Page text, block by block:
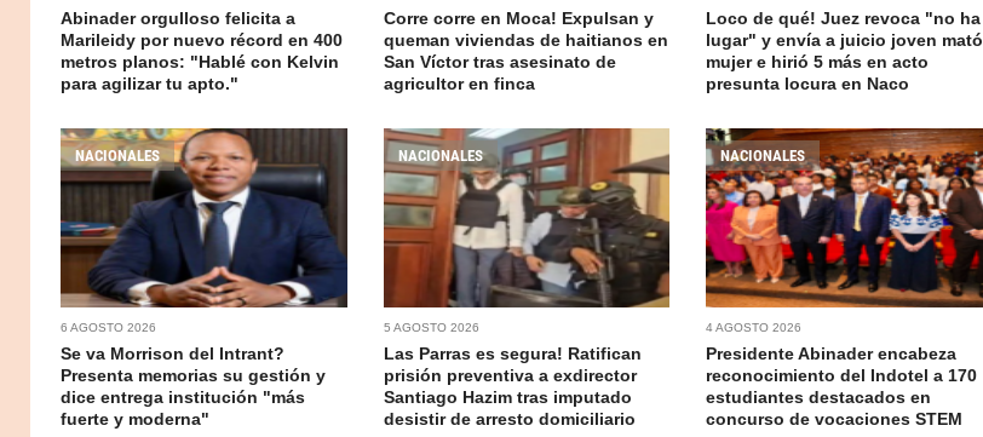
Abinader orgulloso felicita a
Marileidy por nuevo récord en 400
metros planos: "Hablé con Kelvin
para agilizar tu apto."
Corre corre en Moca! Expulsan y
queman viviendas de haitianos en
San Víctor tras asesinato de
agricultor en finca
Loco de qué! Juez revoca "no ha
lugar" y envía a juicio joven mató
mujer e hirió 5 más en acto
presunta locura en Naco
NACIONALES
6 AGOSTO 2026
Se va Morrison del Intrant?
Presenta memorias su gestión y
dice entrega institución "más
fuerte y moderna"
NACIONALES
5 AGOSTO 2026
Las Parras es segura! Ratifican
prisión preventiva a exdirector
Santiago Hazim tras imputado
desistir de arresto domiciliario
NACIONALES
4 AGOSTO 2026
Presidente Abinader encabeza
reconocimiento del Indotel a 170
estudiantes destacados en
concurso de vocaciones STEM